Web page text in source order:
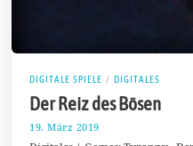
DIGITALE SPIELE / DIGITALES
Der Reiz des Bösen
19. März 2019